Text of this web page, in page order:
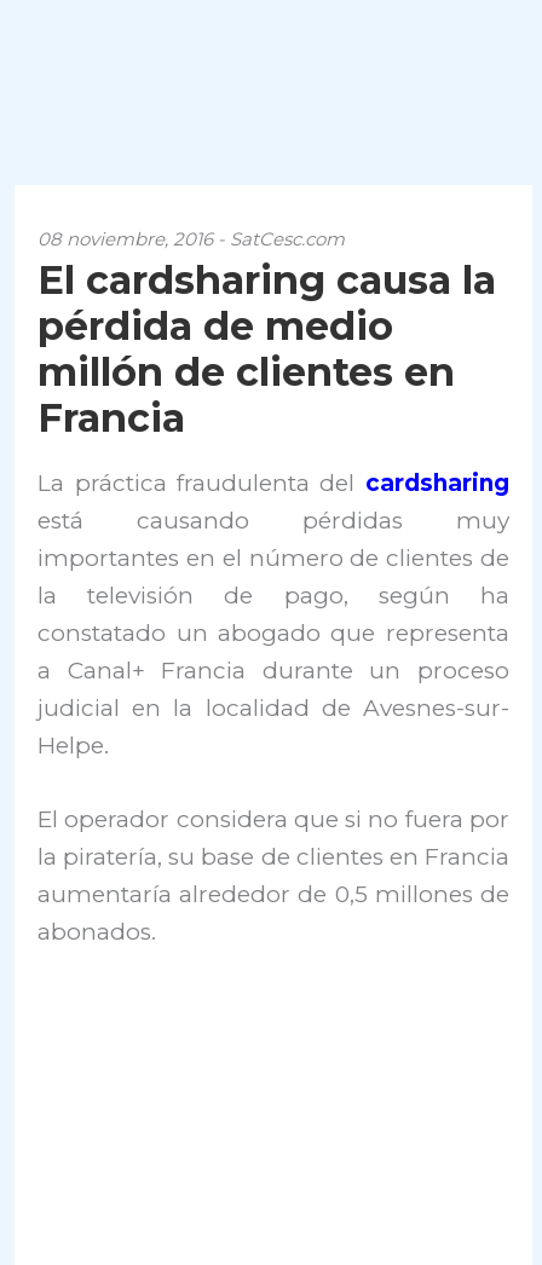
08 noviembre, 2016 - SatCesc.com
El cardsharing causa la
pérdida de medio
millón de clientes en
Francia
La práctica fraudulenta del cardsharing
está causando pérdidas muy
importantes en el número de clientes de
la televisión de pago, según ha
constatado un abogado que representa
a Canal+ Francia durante un proceso
judicial en la localidad de Avesnes-sur-
Helpe.
El operador considera que si no fuera por
la piratería, su base de clientes en Francia
aumentaría alrededor de 0,5 millones de
abonados.